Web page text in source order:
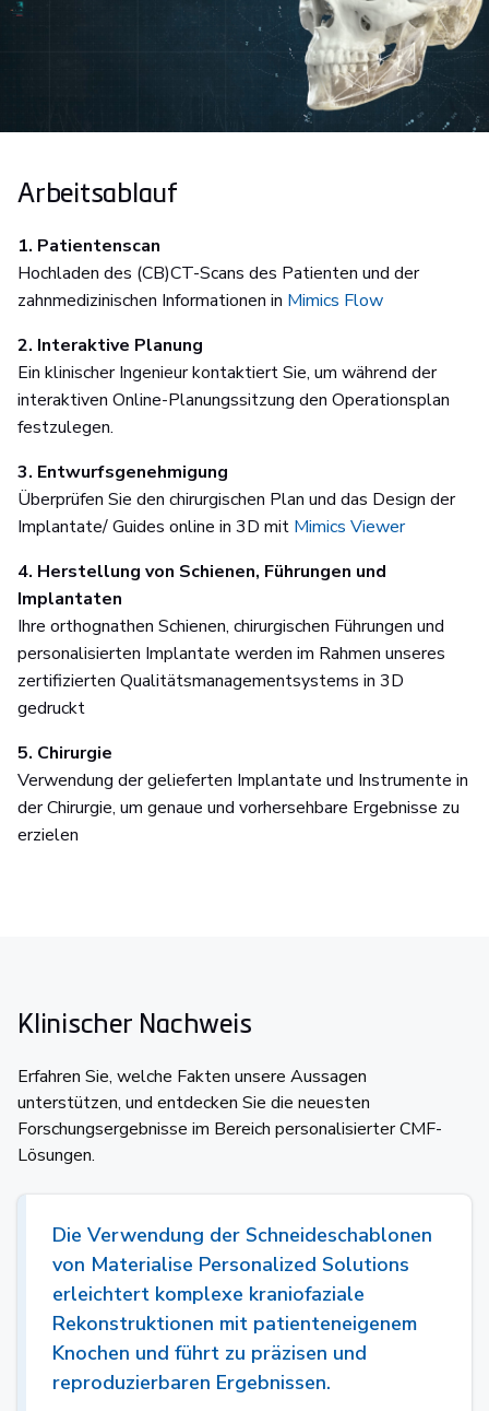
Arbeitsablauf
1. Patientenscan
Hochladen des (CB)CT-Scans des Patienten und der
zahnmedizinischen Informationen in Mimics Flow
2. Interaktive Planung
Ein klinischer Ingenieur kontaktiert Sie, um während der
interaktiven Online-Planungssitzung den Operationsplan
festzulegen.
3. Entwurfsgenehmigung
Überprüfen Sie den chirurgischen Plan und das Design der
Implantate/ Guides online in 3D mit Mimics Viewer
4. Herstellung von Schienen, Führungen und
Implantaten
Ihre orthognathen Schienen, chirurgischen Führungen und
personalisierten Implantate werden im Rahmen unseres
zertifizierten Qualitätsmanagementsystems in 3D
gedruckt
5. Chirurgie
Verwendung der gelieferten Implantate und Instrumente in
der Chirurgie, um genaue und vorhersehbare Ergebnisse zu
erzielen
Klinischer Nachweis
Erfahren Sie, welche Fakten unsere Aussagen
unterstützen, und entdecken Sie die neuesten
Forschungsergebnisse im Bereich personalisierter CMF-
Lösungen.
Die Verwendung der Schneideschablonen
von Materialise Personalized Solutions
erleichtert komplexe kraniofaziale
Rekonstruktionen mit patienteneigenem
Knochen und führt zu präzisen und
reproduzierbaren Ergebnissen.